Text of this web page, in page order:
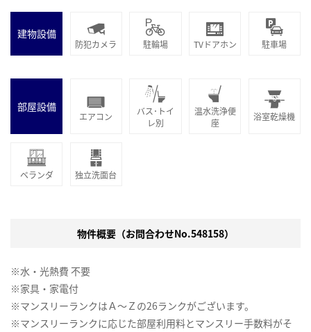
建物設備
防犯カメラ 駐輪場 TVドアホン 駐車場
部屋設備
エアコン
バス･トイ
レ別
温水洗浄便
座
浴室乾燥機
ベランダ 独立洗面台
物件概要（お問合わせNo.548158）
※水・光熱費 不要
※家具・家電付
※マンスリーランクはＡ～Ｚの26ランクがございます。
※マンスリーランクに応じた部屋利用料とマンスリー手数料がそ